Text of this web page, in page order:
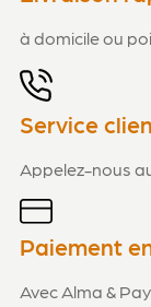
à domicile ou
Service
Appelez-nous
Paiement
Avec Alma &